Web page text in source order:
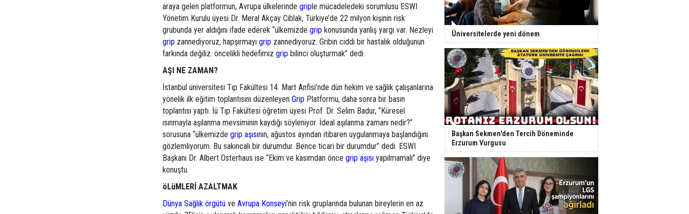
araya gelen platformun, Avrupa ülkelerinde griple mücadeledeki sorumlusu ESWI
Yönetim Kurulu üyesi Dr. Meral Akçay Ciblak, Türkiye’de 22 milyon kişinin risk
grubunda yer aldığını ifade ederek “ülkemizde grip konusunda yanlış yargı var. Nezleyi
grip zannediyoruz, hapşırmayı grip zannediyoruz. Gribin ciddi bir hastalık olduğunun
farkında değiliz. öncelikli hedefimiz grip bilinci oluşturmak” dedi.
AŞI NE ZAMAN?
İstanbul üniversitesi Tıp Fakültesi 14. Mart Anfisi’nde dün hekim ve sağlık çalışanlarına
yönelik ilk eğitim toplantısını düzenleyen Grip Platformu, daha sonra bir basın
toplantısı yaptı. İü Tıp Fakültesi öğretim üyesi Prof. Dr. Selim Badur, “Küresel
ısınmayla aşılanma mevsiminin kaydığı söyleniyor. İdeal aşılanma zamanı nedir?”
sorusuna “ülkemizde grip aşısının, ağustos ayından itibaren uygulanmaya başlandığını
gözlemliyorum. Bu sakıncalı bir durumdur. Bence ticari bir durumdur” dedi. ESWI
Başkanı Dr. Albert Osterhaus ise “Ekim ve kasımdan önce grip aşısı yapılmamalı” diye
konuştu.
öLüMLERİ AZALTMAK
Dünya Sağlık örgütü ve Avrupa Konseyi’nin risk gruplarında bulunan bireylerin en az
Üniversitelerde yeni dönem
Başkan Sekmen'den Tercih Döneminde
Erzurum Vurgusu